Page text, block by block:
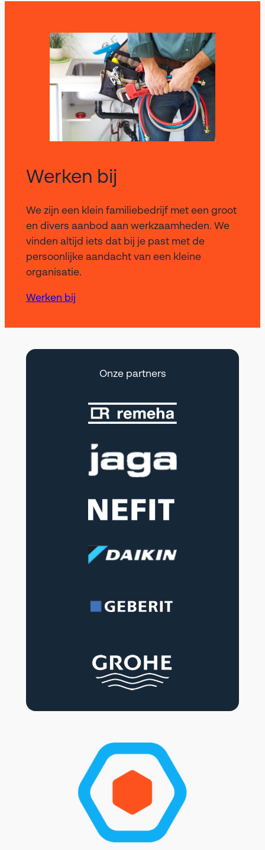
Werken bij
We zijn een klein familiebedrijf met een groot
en divers aanbod aan werkzaamheden. We
vinden altijd iets dat bij je past met de
persoonlijke aandacht van een kleine
organisatie.
Werken bij
Onze partners